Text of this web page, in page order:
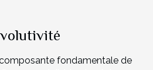
fondamentale de